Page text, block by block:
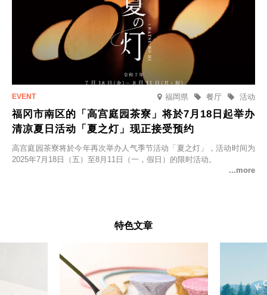
福岡県 活动
餐厅
福冈市南区的「高宫庭园茶寮」将於7月18日起举办
清凉夏日活动「夏之灯」现正接受预约
高宫庭园茶寮将於今年再次举办人气季节活动「夏之灯」，活动时间为
2025年7月18日（五）至8月11日（一，假日）的限时活动。
特色文章